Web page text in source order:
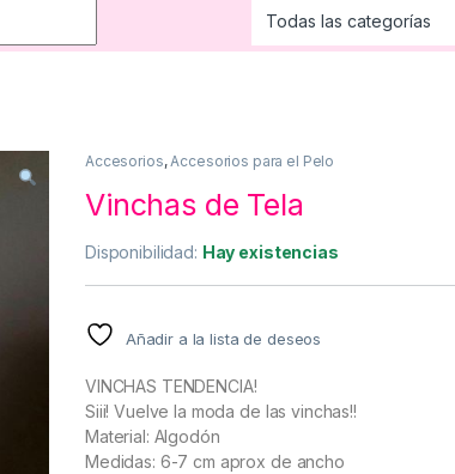
Accesorios,Accesorios para el Pelo
Vinchas de Tela
Disponibilidad: Hay existencias
Añadir a la lista de deseos
VINCHAS TENDENCIA!
Siii! Vuelve la moda de las vinchas!!
Material: Algodón
Medidas: 6-7 cm aprox de ancho